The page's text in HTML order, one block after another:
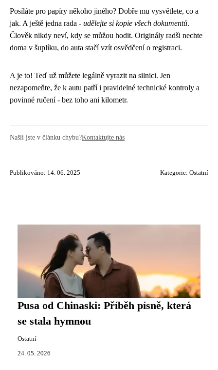
Posíláte pro papíry někoho jiného? Dobře mu vysvětlete, co a
jak. A ještě jedna rada - udělejte si kopie všech dokumentů.
Člověk nikdy neví, kdy se můžou hodit. Originály radši nechte
doma v šuplíku, do auta stačí vzít osvědčení o registraci.
A je to! Teď už můžete legálně vyrazit na silnici. Jen
nezapomeňte, že k autu patří i pravidelné technické kontroly a
povinné ručení - bez toho ani kilometr.
Našli jste v článku chybu?Kontaktujte nás
Publikováno: 14. 06. 2025 Kategorie: Ostatní
Pusa od Chinaski: Příběh písně, která
se stala hymnou
Ostatní
24. 05. 2026